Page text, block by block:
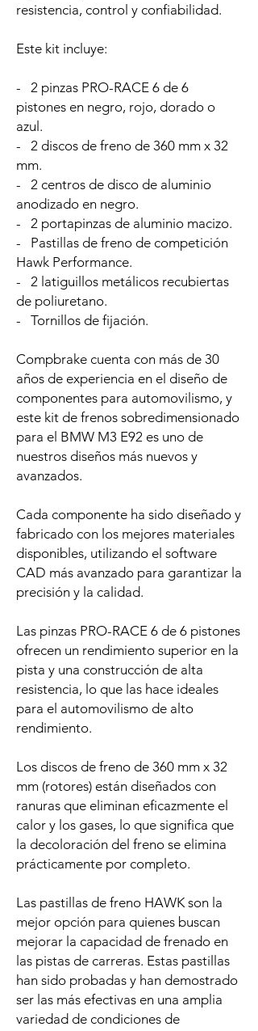
resistencia, control y confiabilidad.
Este kit incluye:
- 2 pinzas PRO-RACE 6 de 6
pistones en negro, rojo, dorado o
azul.
- 2 discos de freno de 360 mm x 32
mm.
- 2 centros de disco de aluminio
anodizado en negro.
- 2 portapinzas de aluminio macizo.
- Pastillas de freno de competición
Hawk Performance.
- 2 latiguillos metálicos recubiertas
de poliuretano.
- Tornillos de fijación.
Compbrake cuenta con más de 30
años de experiencia en el diseño de
componentes para automovilismo, y
este kit de frenos sobredimensionado
para el BMW M3 E92 es uno de
nuestros diseños más nuevos y
avanzados.
Cada componente ha sido diseñado y
fabricado con los mejores materiales
disponibles, utilizando el software
CAD más avanzado para garantizar la
precisión y la calidad.
Las pinzas PRO-RACE 6 de 6 pistones
ofrecen un rendimiento superior en la
pista y una construcción de alta
resistencia, lo que las hace ideales
para el automovilismo de alto
rendimiento.
Los discos de freno de 360 mm x 32
mm (rotores) están diseñados con
ranuras que eliminan eficazmente el
calor y los gases, lo que significa que
la decoloración del freno se elimina
prácticamente por completo.
Las pastillas de freno HAWK son la
mejor opción para quienes buscan
mejorar la capacidad de frenado en
las pistas de carreras. Estas pastillas
han sido probadas y han demostrado
ser las más efectivas en una amplia
variedad de condiciones de